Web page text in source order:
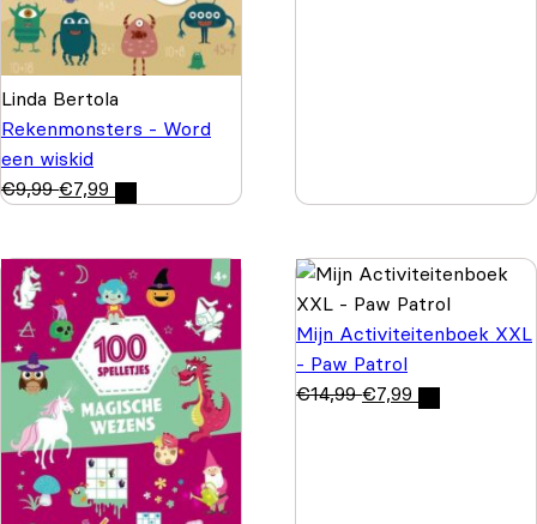
Linda Bertola
Rekenmonsters - Word
een wiskid
€9,99 €7,99
Mijn Activiteitenboek XXL
- Paw Patrol
€14,99 €7,99